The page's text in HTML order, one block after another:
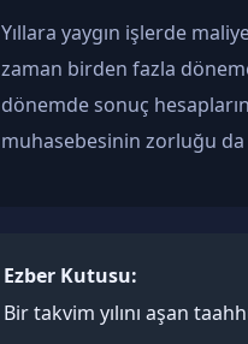
Yıllara yaygın işlerde
zaman birden fazla
dönemde sonuç
muhasebesinin zorluğu
Ezber Kutusu:
Bir takvim yılını aşan